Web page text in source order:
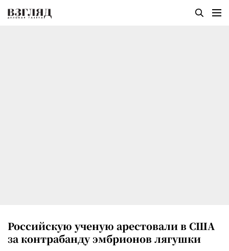
Российскую ученую арестовали в США
за контрабанду эмбрионов лягушки